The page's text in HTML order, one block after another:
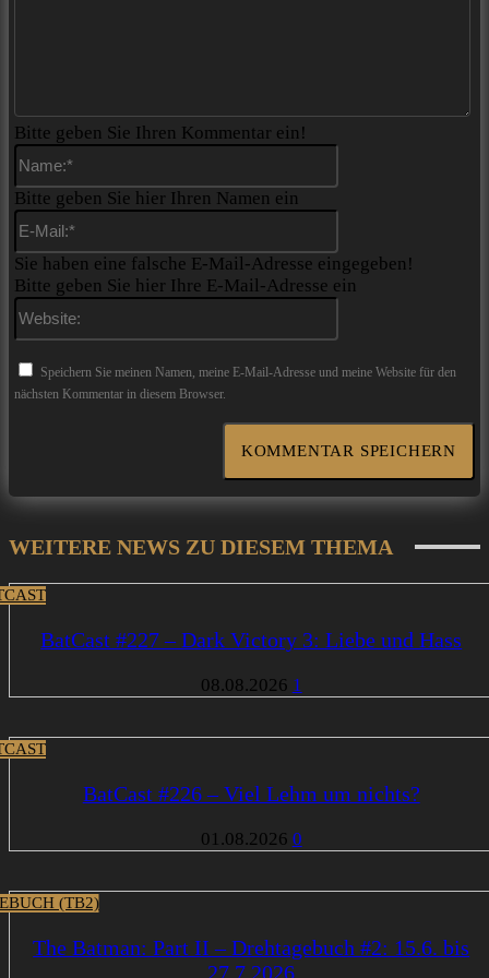
Bitte geben Sie Ihren Kommentar ein!
Bitte geben Sie hier Ihren Namen ein
Sie haben eine falsche E-Mail-Adresse eingegeben!
Bitte geben Sie hier Ihre E-Mail-Adresse ein
Speichern Sie meinen Namen, meine E-Mail-Adresse und meine Website für den
nächsten Kommentar in diesem Browser.
WEITERE NEWS ZU DIESEM THEMA
BatCast #227 – Dark Victory 3: Liebe und Hass
08.08.2026 1
BatCast #226 – Viel Lehm um nichts?
01.08.2026 0
(TB2)
The Batman: Part II – Drehtagebuch #2: 15.6. bis
27.7.2026